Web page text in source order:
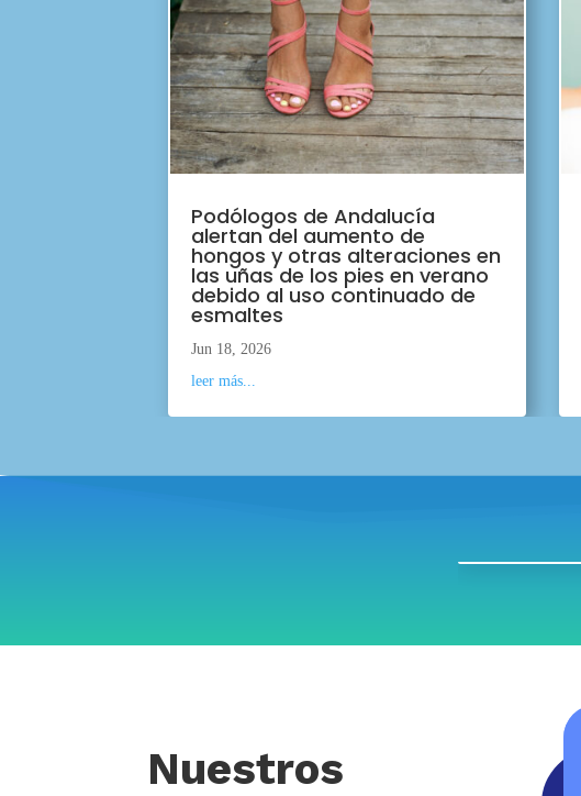
Podólogos de Andalucía
alertan del aumento de
hongos y otras alteraciones en
las uñas de los pies en verano
debido al uso continuado de
esmaltes
Jun 18, 2026
leer más...
Nuestros